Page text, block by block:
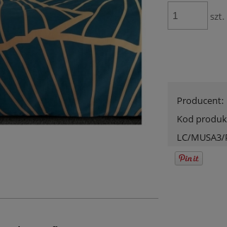
szt.
Producent:
Kod
LC/